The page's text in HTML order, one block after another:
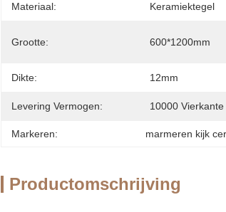
Materiaal: Keramiektegel
Grootte: 600*1200mm
Dikte: 12mm
Levering Vermogen: 10000
Markeren: marmeren kijk
Productomschrijving